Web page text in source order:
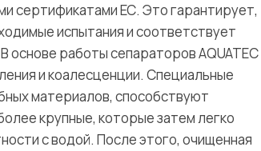
сертификатами ЕС. Это гарантирует,
испытания и соответствует
основе работы сепараторов AQUATEC
и коалесценции. Специальные
материалов, способствуют
крупные, которые затем легко
с водой. После этого, очищенная